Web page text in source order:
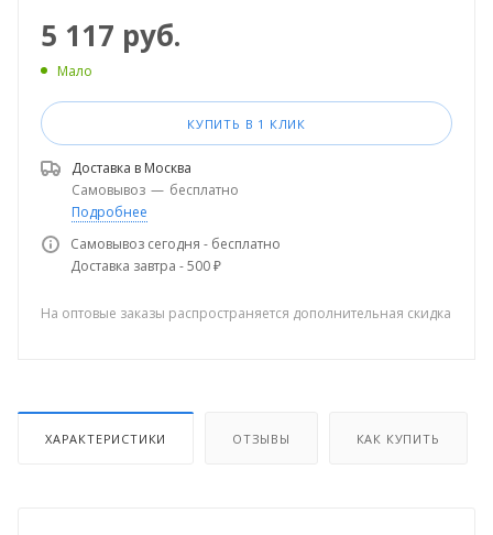
5 117 руб.
Мало
КУПИТЬ В 1 КЛИК
Доставка в Москва
Самовывоз — бесплатно
Подробнее
Самовывоз сегодня - бесплатно
Доставка завтра - 500 ₽
На оптовые заказы распространяется дополнительная скидка
ХАРАКТЕРИСТИКИ ОТЗЫВЫ КАК КУПИТЬ